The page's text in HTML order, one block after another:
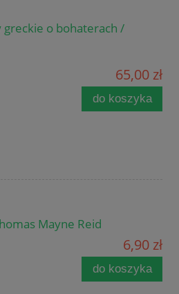
greckie o bohaterach /
65,00 zł
do koszyka
Mayne Reid
6,90 zł
do koszyka